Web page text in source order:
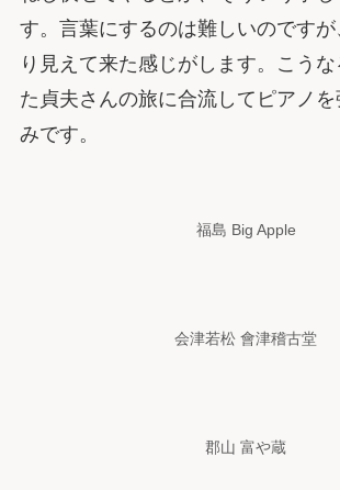
す。言葉にするのは難しいのですが
り見えて来た感じがします。こうな
た貞夫さんの旅に合流してピアノを
みです。
福島 Big Apple
会津若松 會津稽古堂
郡山 富や蔵